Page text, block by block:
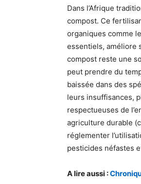
Dans l’Afrique
compost. Ce
organiques comme
essentiels, améliore
compost reste une
peut prendre du
baissée dans des
leurs insuffisances,
respectueuses de
agriculture durable
réglementer
pesticides néfastes
A lire aussi :